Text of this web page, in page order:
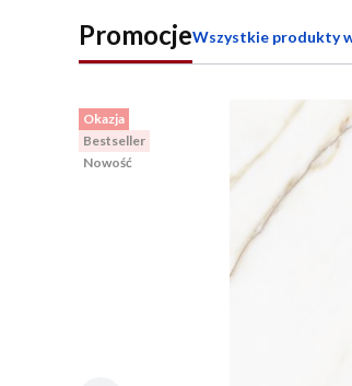
PromocjeWszystkie produkty
Okazja
Bestseller
Nowość